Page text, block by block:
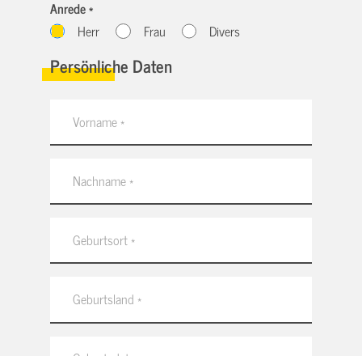
Anrede *
Herr
Frau Divers
Persönliche Daten